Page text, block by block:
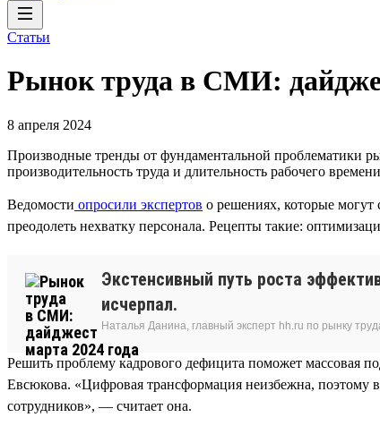
Статьи
Рынок труда в СМИ:
8 апреля 2024
Производные тренды от фундаментальной проблематики
производительность труда и длительность рабочего
Ведомости опросили экспертов о решениях, которые могут
преодолеть нехватку персонала. Рецепты такие:
Экстенсивный путь роста
исчерпал.
Наталья Данина, главный эксперт hh.ru по рынку
Решить проблему кадрового дефицита поможет массовая
Евсюкова. «Цифровая трансформация неизбежна, поэтому
сотрудников», — считает она.